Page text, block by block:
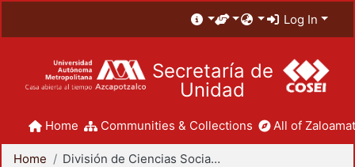
Log In
Secretaría de
Unidad
Home Communities & Collections All of
Home División de Ciencias Sociales y Humanidades